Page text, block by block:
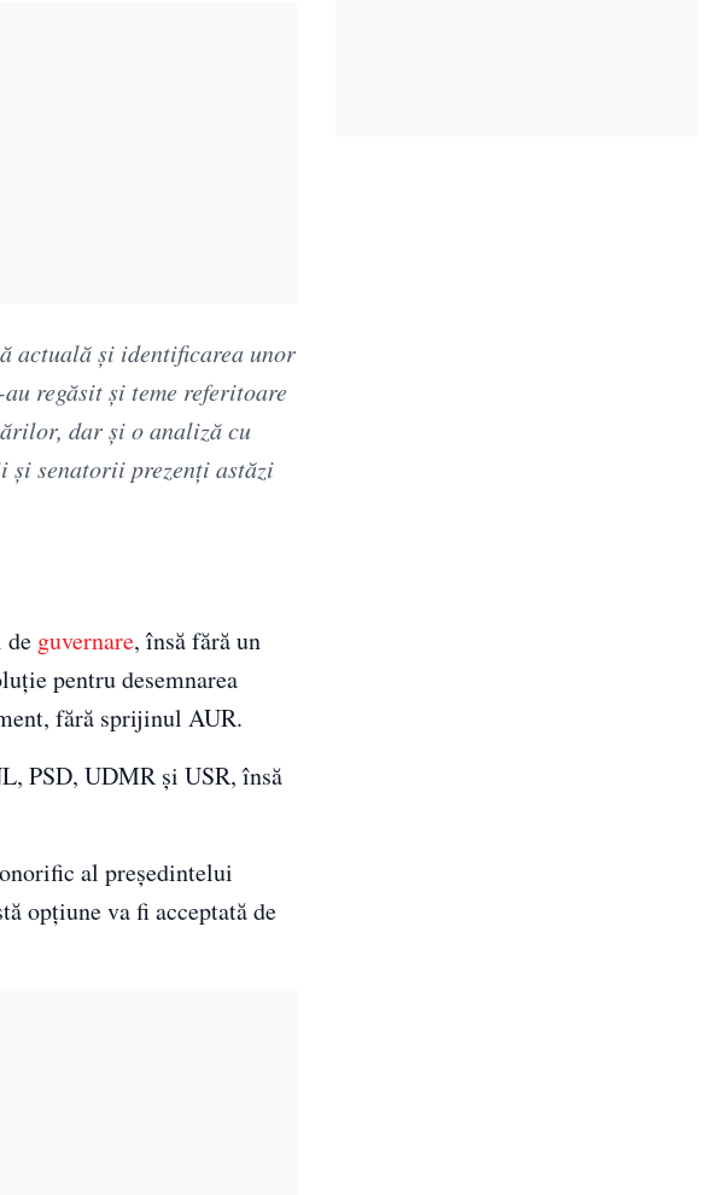
actuală şi identificarea unor
regăsit şi teme referitoare
dar şi o analiză cu
şi senatorii prezenţi astăzi
de guvernare, însă fără un
pentru desemnarea
fără sprijinul AUR.
PSD, UDMR și USR, însă
al președintelui
opțiune va fi acceptată de